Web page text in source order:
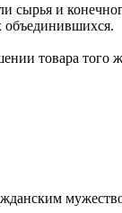
сырья и
объединившихся.
товара того